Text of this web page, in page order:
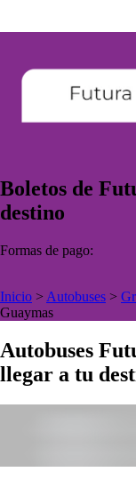
Boletos de
destino
Formas de pago:
Inicio > Autobuses >
Guaymas
Autobuses
llegar a tu